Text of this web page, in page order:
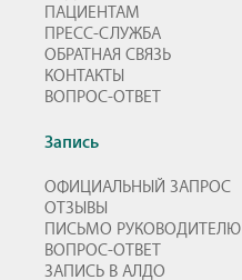
ПАЦИЕНТАМ
ПРЕСС-СЛУЖБА
ОБРАТНАЯ СВЯЗЬ
КОНТАКТЫ
ВОПРОС-ОТВЕТ
Запись
ОФИЦИАЛЬНЫЙ ЗАПРОС
ОТЗЫВЫ
ПИСЬМО РУКОВОДИТЕЛЮ
ВОПРОС-ОТВЕТ
ЗАПИСЬ В АЛДО